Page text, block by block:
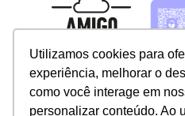
Utilizamos cookies para
experiência, melhorar o
como você interage em
personalizar conteúdo. Ao